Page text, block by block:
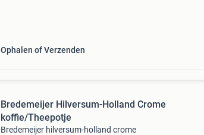
Ophalen of Verzenden
Bredemeijer Hilversum-Holland Crome
koffie/Theepotje
Bredemeijer hilversum-holland crome